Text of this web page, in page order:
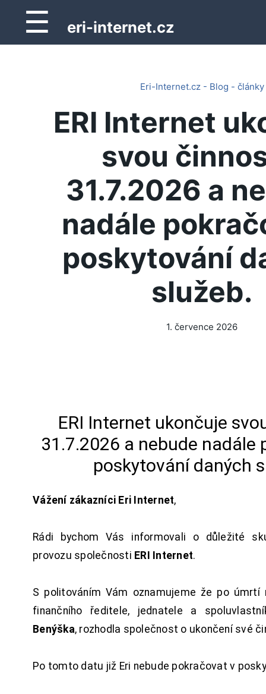
☰ eri-internet.cz
Eri-Internet.cz - Blog - články
ERI Internet
svou
31.7.2026 a
nadále
poskytování
služeb.
1. července 2026
ERI Internet ukončuje
31.7.2026 a nebude nadále
poskytování daných
Vážení zákazníci Eri Internet,
Rádi bychom Vás informovali o důležité
provozu společnosti ERI Internet.
S politováním Vám oznamujeme že po úmrtí
finančního ředitele, jednatele a
Benýška, rozhodla společnost o ukončení své
Po tomto datu již Eri nebude pokračovat v